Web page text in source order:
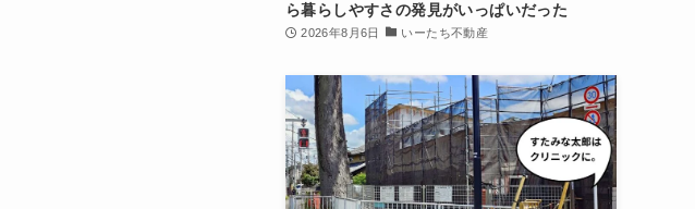
ら暮らしやすさの発見がいっぱいだった
2026年8月6日 いーたち不動産